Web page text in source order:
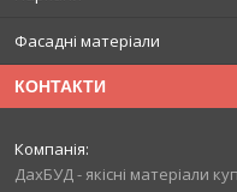
Фасадні матеріали
КОНТАКТИ
ДахБУД - якісні матеріали